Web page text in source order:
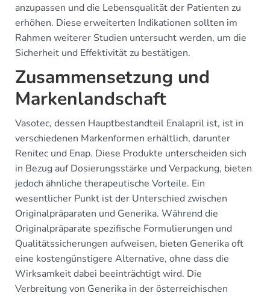
anzupassen und die Lebensqualität der Patienten zu
erhöhen. Diese erweiterten Indikationen sollten im
Rahmen weiterer Studien untersucht werden, um die
Sicherheit und Effektivität zu bestätigen.
Zusammensetzung und
Markenlandschaft
Vasotec, dessen Hauptbestandteil Enalapril ist, ist in
verschiedenen Markenformen erhältlich, darunter
Renitec und Enap. Diese Produkte unterscheiden sich
in Bezug auf Dosierungsstärke und Verpackung, bieten
jedoch ähnliche therapeutische Vorteile. Ein
wesentlicher Punkt ist der Unterschied zwischen
Originalpräparaten und Generika. Während die
Originalpräparate spezifische Formulierungen und
Qualitätssicherungen aufweisen, bieten Generika oft
eine kostengünstigere Alternative, ohne dass die
Wirksamkeit dabei beeinträchtigt wird. Die
Verbreitung von Generika in der österreichischen